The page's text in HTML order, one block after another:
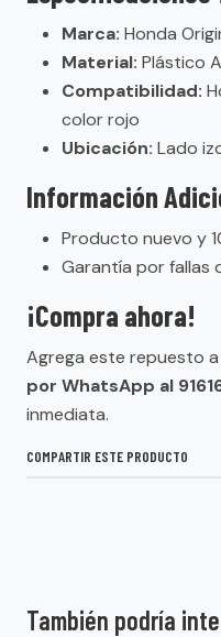
Marca: Honda
Material: Plástico
Compatibilidad:
color rojo
Ubicación: Lado
Información
Producto nuevo y
Garantía por fallas
¡Compra ahora!
Agrega este repuesto
por WhatsApp al
inmediata.
COMPARTIR ESTE PRODUCTO
También podría